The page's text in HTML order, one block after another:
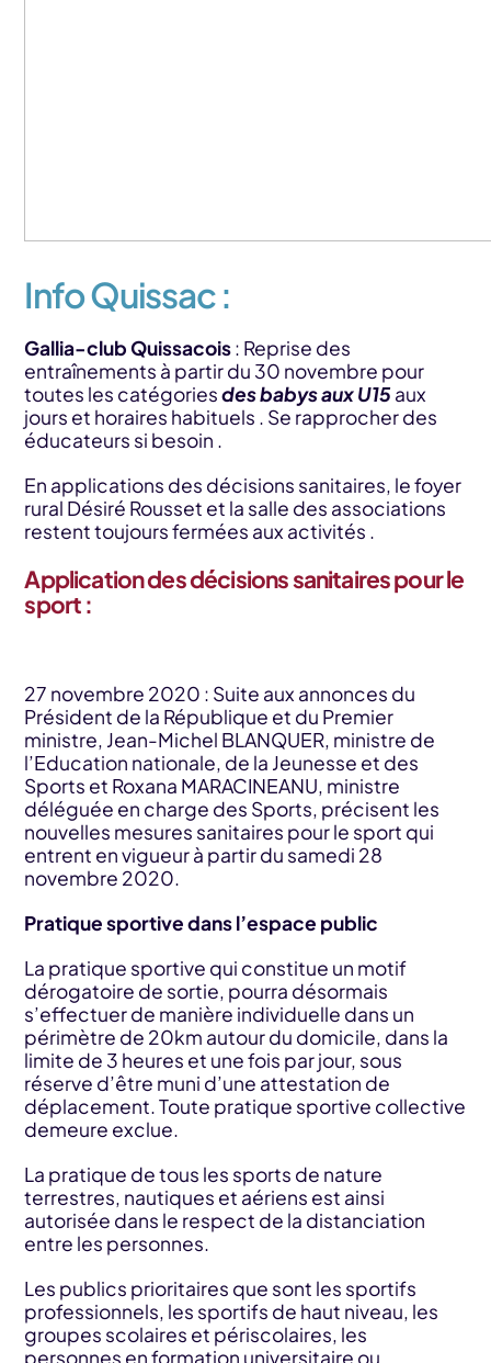
Info Quissac :
Gallia-club Quissacois: Reprise des
entraînements à partir du 30 novembre pour
toutes les catégoriesdes babys aux U15aux
jours et horaires habituels . Se rapprocher des
éducateurs si besoin .
En applications des décisions sanitaires, le foyer
rural Désiré Rousset et la salle des associations
restent toujours fermées aux activités .
Application des décisions sanitaires pour le
sport :
27 novembre 2020 : Suite aux annonces du
Président de la République et du Premier
ministre, Jean-Michel BLANQUER, ministre de
l’Education nationale, de la Jeunesse et des
Sports et Roxana MARACINEANU, ministre
déléguée en charge des Sports, précisent les
nouvelles mesures sanitaires pour le sport qui
entrent en vigueur à partir du samedi 28
novembre 2020.
Pratique sportive dans l’espace public
La pratique sportive qui constitue un motif
dérogatoire de sortie, pourra désormais
s’effectuer de manière individuelle dans un
périmètre de 20km autour du domicile, dans la
limite de 3 heures et une fois par jour, sous
réserve d’être muni d’une attestation de
déplacement. Toute pratique sportive collective
demeure exclue.
La pratique de tous les sports de nature
terrestres, nautiques et aériens est ainsi
autorisée dans le respect de la distanciation
entre les personnes.
Les publics prioritaires que sont les sportifs
professionnels, les sportifs de haut niveau, les
groupes scolaires et périscolaires, les
personnes en formation universitaire ou